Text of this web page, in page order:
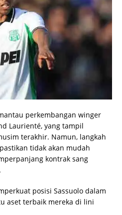
perkembangan winger
Laurienté, yang tampil
terakhir. Namun, langkah
tidak akan mudah
kontrak sang
posisi Sassuolo dalam
aset terbaik mereka di lini